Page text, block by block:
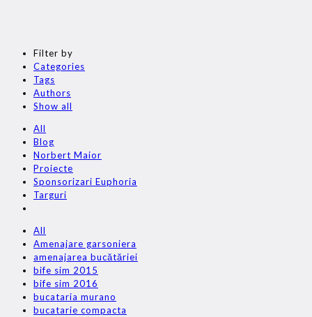
Filter by
Categories
Tags
Authors
Show all
All
Blog
Norbert Maior
Proiecte
Sponsorizari Euphoria
Targuri
All
Amenajare garsoniera
amenajarea bucătăriei
bife sim 2015
bife sim 2016
bucataria murano
bucatarie compacta